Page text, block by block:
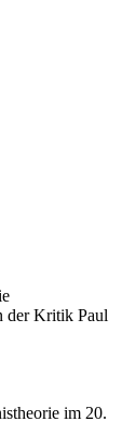
der Kritik Paul
im 20.